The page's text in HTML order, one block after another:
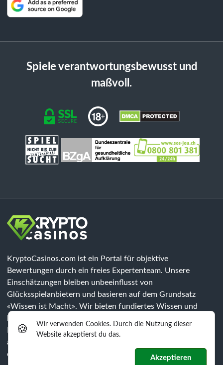
Spiele verantwortungsbewusst und
maßvoll.
KryptoCasinos.com ist ein Portal für objektive
Bewertungen durch ein freies Expertenteam. Unsere
Einschätzungen bleiben unbeeinflusst von
Glücksspielanbietern und basieren auf dem Grundsatz
«Wissen ist Macht». Wir bieten fundiertes Wissen und
Rechtsberatung. Jeder Spieler muss eigenständig prüfen, ob
alle gesetzlichen Anforderungen der jeweiligen Region
erfüllt werden.
🍪
Wir verwenden Cookies. Durch die Nutzung dieser
Website akzeptierst du das.
Akzeptieren